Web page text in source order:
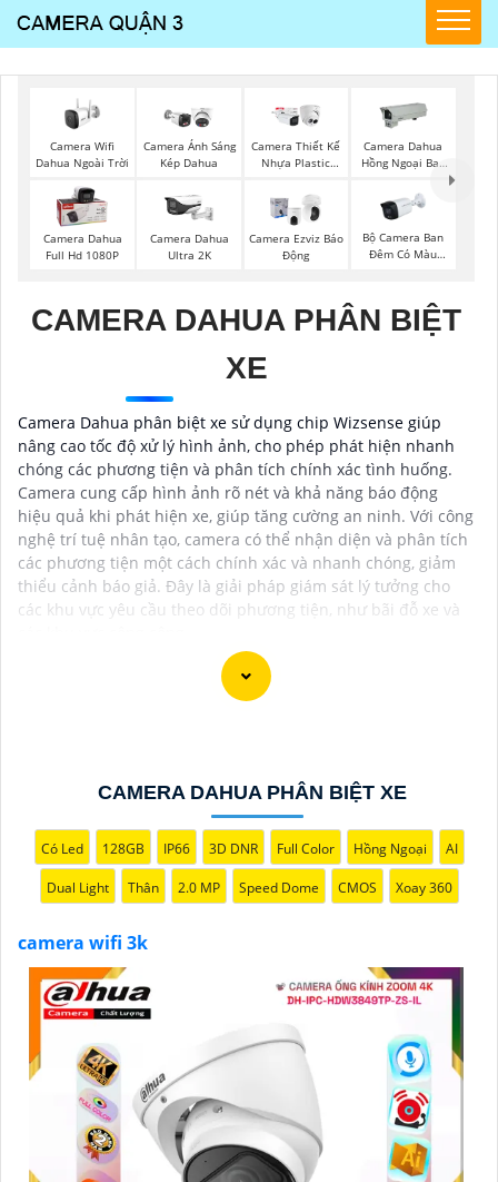
Camera Wifi
Dahua Ngoài Trời
Camera Ánh Sáng
Kép Dahua
Camera Thiết Kế
Nhựa Plastic
Camera Dahua
Hồng Ngoại Ban
Camera Dahua
Full Hd 1080P
Camera Dahua
Ultra 2K
Camera Ezviz Báo
Động
Bộ Camera Ban
Đêm Có Màu
CAMERA DAHUA PHÂN BIỆT
XE
Camera Dahua phân biệt xe sử dụng chip Wizsense giúp
nâng cao tốc độ xử lý hình ảnh, cho phép phát hiện nhanh
chóng các phương tiện và phân tích chính xác tình huống.
Camera cung cấp hình ảnh rõ nét và khả năng báo động
hiệu quả khi phát hiện xe, giúp tăng cường an ninh. Với công
nghệ trí tuệ nhân tạo, camera có thể nhận diện và phân tích
các phương tiện một cách chính xác và nhanh chóng, giảm
thiểu cảnh báo giả. Đây là giải pháp giám sát lý tưởng cho
các khu vực yêu cầu theo dõi phương tiện, như bãi đỗ xe và
CAMERA DAHUA PHÂN BIỆT XE
Có Led 128GB IP66 3D DNR Full Color Hồng Ngoại AI
Dual Light Thân 2.0 MP Speed Dome CMOS Xoay 360
camera wifi 3k